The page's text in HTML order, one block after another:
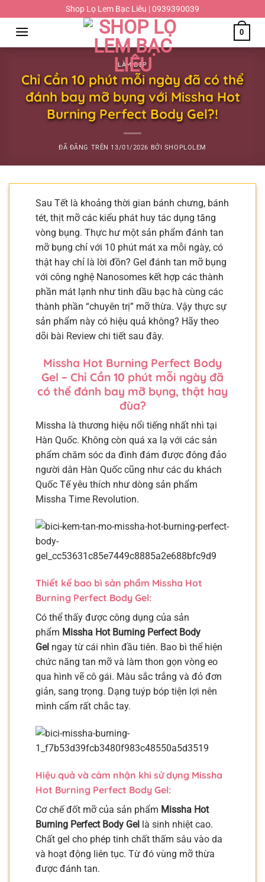
đến
dung
Shop Lọ Lem Bạc Liêu | 0939390039
0
LÀM ĐẸP
Chỉ Cần 10 phút mỗi ngày đã có thể
đánh bay mỡ bụng với Missha Hot
Burning Perfect Body Gel?!
ĐÃ ĐĂNG TRÊN 13/01/2026 BỞI SHOPLOLEM
Sau Tết là khoảng thời gian bánh chưng, bánh
tét, thịt mỡ các kiểu phát huy tác dụng tăng
vòng bụng. Thực hư một sản phẩm đánh tan
mỡ bụng chỉ với 10 phút mát xa mỗi ngày, có
thật hay chỉ là lời đồn? Gel đánh tan mỡ bụng
với công nghệ Nanosomes kết hợp các thành
phần mát lạnh như tinh dầu bạc hà cùng các
thành phần “chuyên trị” mỡ thừa. Vậy thực sự
sản phẩm này có hiệu quả không? Hãy theo
dõi bài Review chi tiết sau đây.
Missha Hot Burning Perfect Body
Gel – Chỉ Cần 10 phút mỗi ngày đã
có thể đánh bay mỡ bụng, thật hay
đùa?
Missha là thương hiệu nổi tiếng nhất nhì tại
Hàn Quốc. Không còn quá xa lạ với các sản
phẩm chăm sóc da đình đám được đông đảo
người dân Hàn Quốc cũng như các du khách
Quốc Tế yêu thích như dòng sản phẩm
Missha Time Revolution.
Thiết kế bao bì sản phẩm Missha Hot
Burning Perfect Body Gel:
Có thể thấy được công dụng của sản
phẩm Missha Hot Burning Perfect Body
Gel ngay từ cái nhìn đầu tiên. Bao bì thể hiện
chức năng tan mỡ và làm thon gọn vòng eo
qua hình vẽ cô gái. Màu sắc trắng và đỏ đơn
giản, sang trọng. Dạng tuýp bóp tiện lợi nên
mình cẩm rất chắc tay.
Hiệu quả và cảm nhận khi sử dụng Missha
Hot Burning Perfect Body Gel:
Cơ chế đốt mỡ của sản phẩm Missha Hot
Burning Perfect Body Gel là sinh nhiệt cao.
Chất gel cho phép tinh chất thấm sâu vào da
và hoạt động liên tục. Từ đó vùng mỡ thừa
được đánh tan.